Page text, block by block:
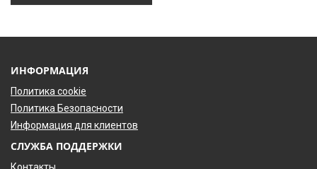
ИНФОРМАЦИЯ
Политика cookie
Политика Безопасности
Информация для клиентов
СЛУЖБА ПОДДЕРЖКИ